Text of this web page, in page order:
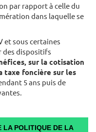
par rapport à celle du
dans laquelle se
et sous certaines
des dispositifs
sur la cotisation
taxe foncière sur les
5 ans puis de
LA POLITIQUE DE LA